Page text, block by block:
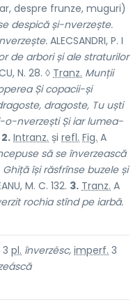
despre frunze, muguri)
despică și-nverzește.
ALECSANDRI, P. I
de arbori și ale straturilor
N. 28. ◊ Tranz. Munții
Și copacii-și
dragoste, Tu uști
nverzești Și iar lumea-
2. Intranz. și refl. Fig. A
să se înverzească
Ghiță își răsfrînse buzele și
M. C. 132. 3. Tranz. A
rochia stînd pe iarbă.
3 pl. înverzésc, imperf. 3